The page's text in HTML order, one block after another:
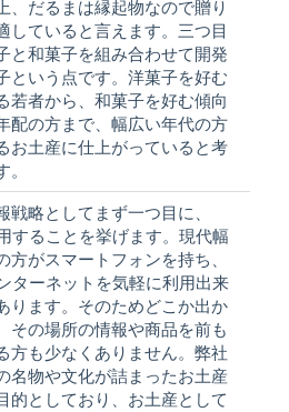
、だるまは縁起物なので贈り
していると言えます。三つ目
と和菓子を組み合わせて開発
という点です。洋菓子を好む
若者から、和菓子を好む傾向
配の方まで、幅広い年代の方
お土産に仕上がっていると考
。
戦略としてまず一つ目に、
することを挙げます。現代幅
方がスマートフォンを持ち、
ターネットを気軽に利用出来
ります。そのためどこか出か
その場所の情報や商品を前も
方も少なくありません。弊社
名物や文化が詰まったお土産
的としており、お土産として